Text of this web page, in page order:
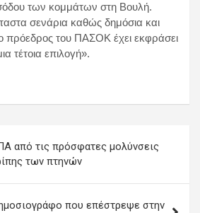
των κομμάτων στη Βουλή.
σενάρια καθώς δημόσια και
πρόεδρος του ΠΑΣΟΚ έχει εκφράσει
τέτοια επιλογή».
από τις πρόσφατες μολύνσεις
των πτηνών
που επέστρεψε στην